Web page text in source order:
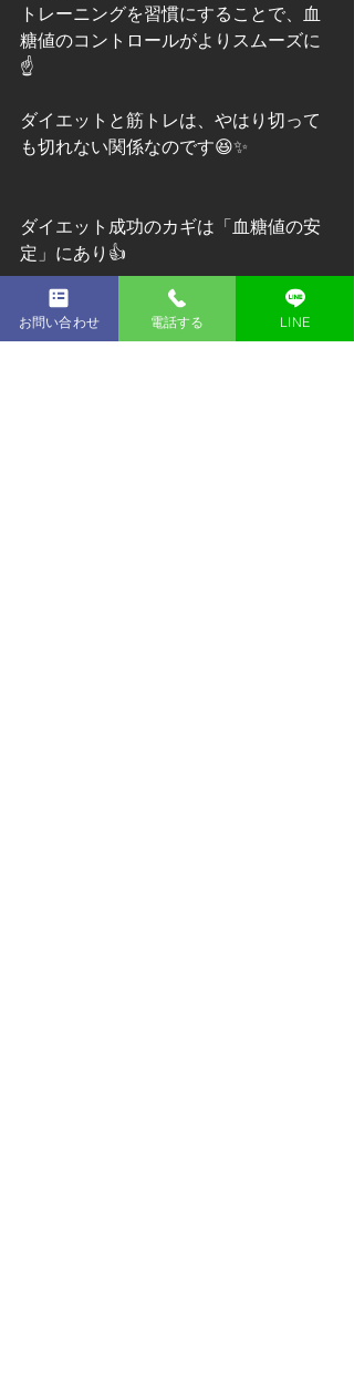
トレーニングを習慣にすることで、血
糖値のコントロールがよりスムーズに
☝️
ダイエットと筋トレは、やはり切って
も切れない関係なのです😆✨
ダイエット成功のカギは「血糖値の安
定」にあり👍
運動・食事の両面から血糖値を意識す
ることでより効率的に、そしてリバウ
お問い合わせ 電話する LINE